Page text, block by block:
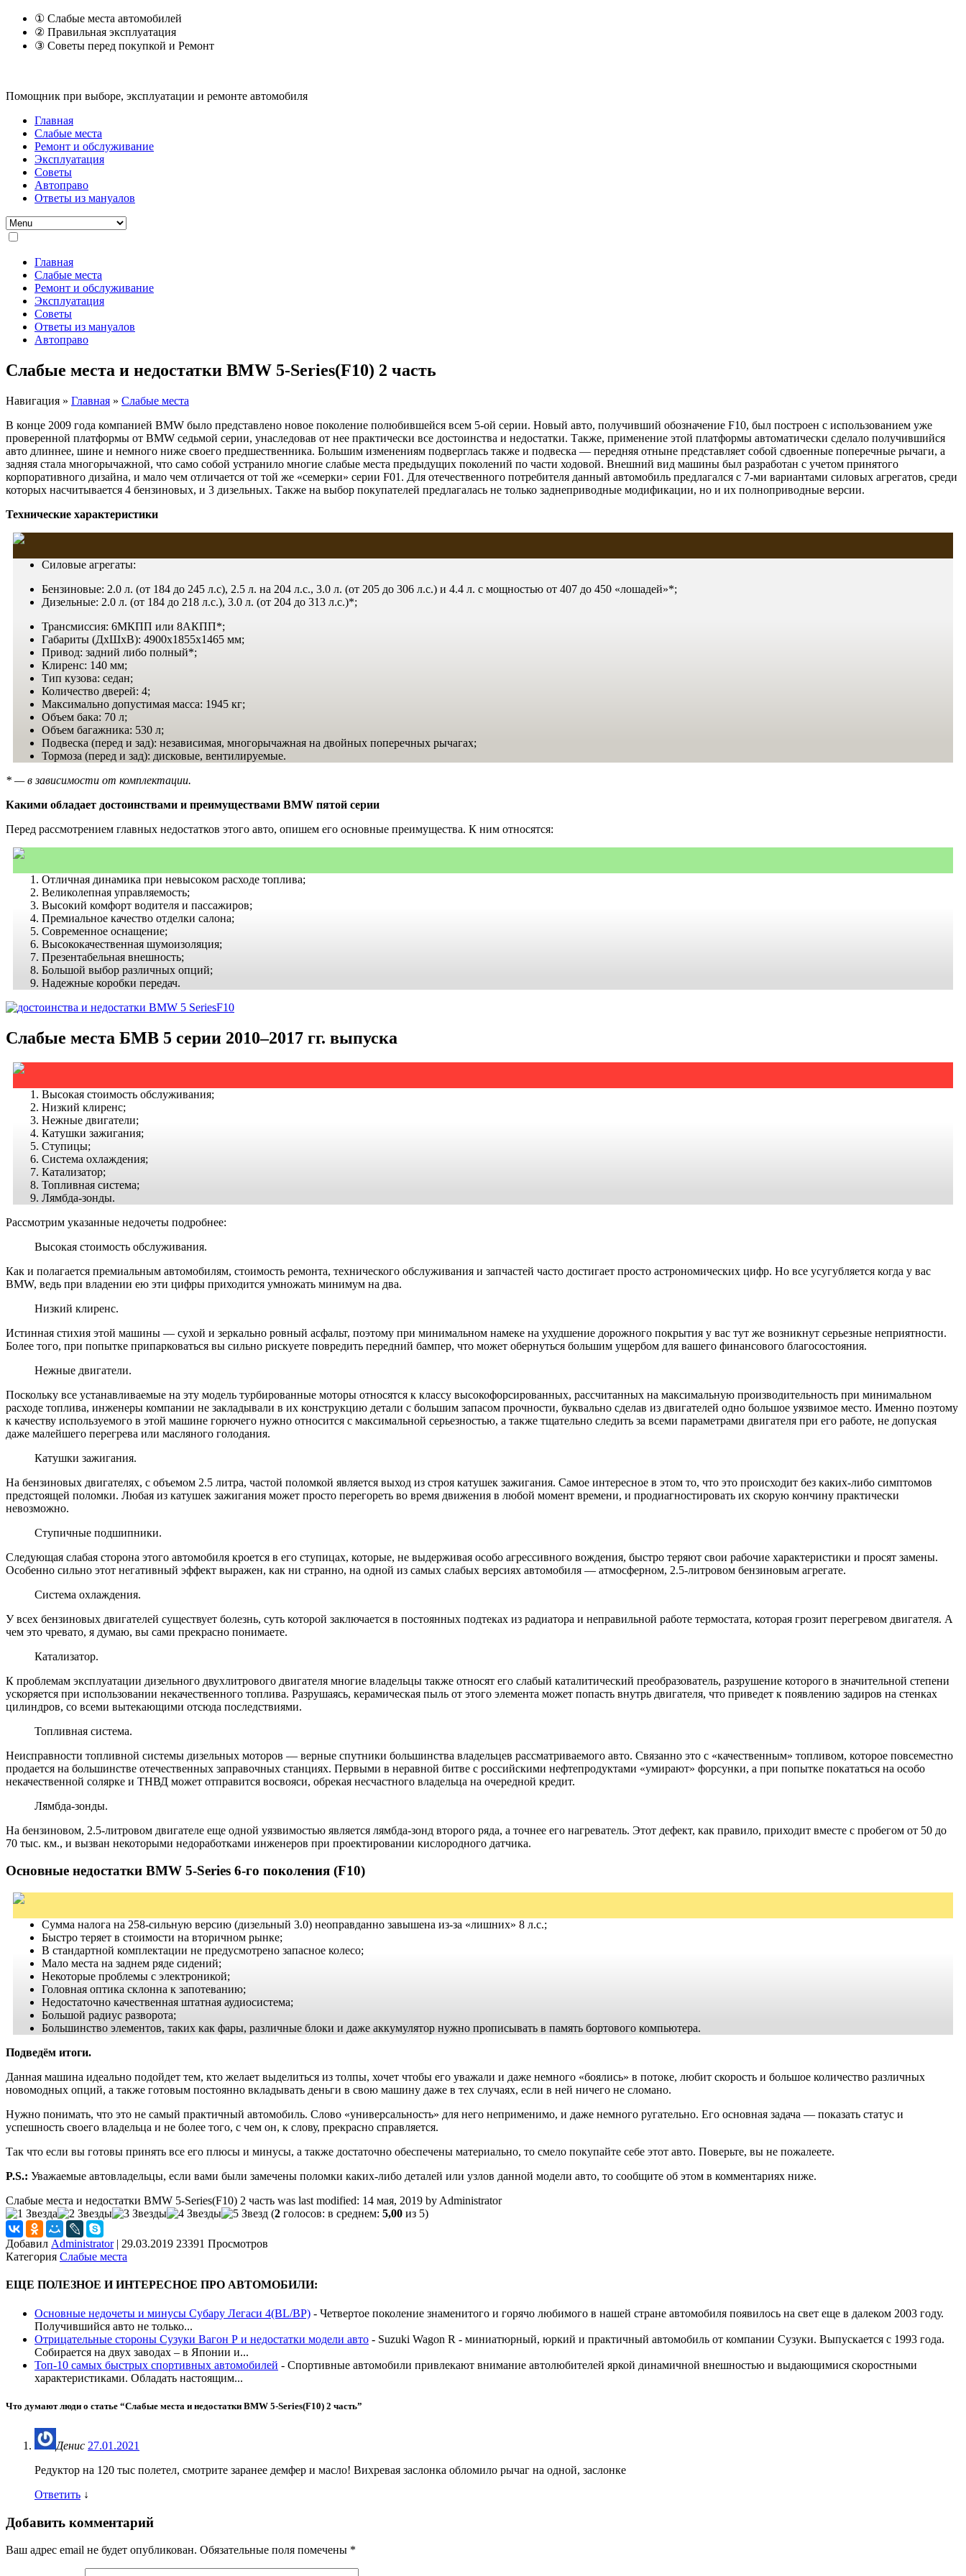
① Слабые места автомобилей
② Правильная эксплуатация
③ Советы перед покупкой и Ремонт
Помощник при выборе, эксплуатации и ремонте автомобиля
Главная
Слабые места
Ремонт и обслуживание
Эксплуатация
Советы
Автоправо
Ответы из мануалов
Главная
Слабые места
Ремонт и обслуживание
Эксплуатация
Советы
Ответы из мануалов
Автоправо
Слабые места и недостатки BMW 5-Series(F10) 2 часть
Навигация » Главная » Слабые места
В конце 2009 года компанией BMW было представлено новое поколение полюбившейся всем 5-ой серии. Новый авто, получивший обозначение F10, был построен с использованием уже
проверенной платформы от BMW седьмой серии, унаследовав от нее практически все достоинства и недостатки. Также, применение этой платформы автоматически сделало получившийся
авто длиннее, шине и немного ниже своего предшественника. Большим изменениям подверглась также и подвеска — передняя отныне представляет собой сдвоенные поперечные рычаги, а
задняя стала многорычажной, что само собой устранило многие слабые места предыдущих поколений по части ходовой. Внешний вид машины был разработан с учетом принятого
корпоративного дизайна, и мало чем отличается от той же «семерки» серии F01. Для отечественного потребителя данный автомобиль предлагался с 7-ми вариантами силовых агрегатов, среди
которых насчитывается 4 бензиновых, и 3 дизельных. Также на выбор покупателей предлагалась не только заднеприводные модификации, но и их полноприводные версии.
Технические характеристики
Силовые агрегаты:
Бензиновые: 2.0 л. (от 184 до 245 л.с), 2.5 л. на 204 л.с., 3.0 л. (от 205 до 306 л.с.) и 4.4 л. с мощностью от 407 до 450 «лошадей»*;
Дизельные: 2.0 л. (от 184 до 218 л.с.), 3.0 л. (от 204 до 313 л.с.)*;
Трансмиссия: 6МКПП или 8АКПП*;
Габариты (ДхШхВ): 4900х1855х1465 мм;
Привод: задний либо полный*;
Клиренс: 140 мм;
Тип кузова: седан;
Количество дверей: 4;
Максимально допустимая масса: 1945 кг;
Объем бака: 70 л;
Объем багажника: 530 л;
Подвеска (перед и зад): независимая, многорычажная на двойных поперечных рычагах;
Тормоза (перед и зад): дисковые, вентилируемые.
* — в зависимости от комплектации.
Какими обладает достоинствами и преимуществами BMW пятой серии
Перед рассмотрением главных недостатков этого авто, опишем его основные преимущества. К ним относятся:
Отличная динамика при невысоком расходе топлива;
Великолепная управляемость;
Высокий комфорт водителя и пассажиров;
Премиальное качество отделки салона;
Современное оснащение;
Высококачественная шумоизоляция;
Презентабельная внешность;
Большой выбор различных опций;
Надежные коробки передач.
Слабые места БМВ 5 серии 2010–2017 гг. выпуска
Высокая стоимость обслуживания;
Низкий клиренс;
Нежные двигатели;
Катушки зажигания;
Ступицы;
Система охлаждения;
Катализатор;
Топливная система;
Лямбда-зонды.
Рассмотрим указанные недочеты подробнее:
Высокая стоимость обслуживания.
Как и полагается премиальным автомобилям, стоимость ремонта, технического обслуживания и запчастей часто достигает просто астрономических цифр. Но все усугубляется когда у вас
BMW, ведь при владении ею эти цифры приходится умножать минимум на два.
Низкий клиренс.
Истинная стихия этой машины — сухой и зеркально ровный асфальт, поэтому при минимальном намеке на ухудшение дорожного покрытия у вас тут же возникнут серьезные неприятности.
Более того, при попытке припарковаться вы сильно рискуете повредить передний бампер, что может обернуться большим ущербом для вашего финансового благосостояния.
Нежные двигатели.
Поскольку все устанавливаемые на эту модель турбированные моторы относятся к классу высокофорсированных, рассчитанных на максимальную производительность при минимальном
расходе топлива, инженеры компании не закладывали в их конструкцию детали с большим запасом прочности, буквально сделав из двигателей одно большое уязвимое место. Именно поэтому
к качеству используемого в этой машине горючего нужно относится с максимальной серьезностью, а также тщательно следить за всеми параметрами двигателя при его работе, не допуская
даже малейшего перегрева или масляного голодания.
Катушки зажигания.
На бензиновых двигателях, с объемом 2.5 литра, частой поломкой является выход из строя катушек зажигания. Самое интересное в этом то, что это происходит без каких-либо симптомов
предстоящей поломки. Любая из катушек зажигания может просто перегореть во время движения в любой момент времени, и продиагностировать их скорую кончину практически
невозможно.
Ступичные подшипники.
Следующая слабая сторона этого автомобиля кроется в его ступицах, которые, не выдерживая особо агрессивного вождения, быстро теряют свои рабочие характеристики и просят замены.
Особенно сильно этот негативный эффект выражен, как ни странно, на одной из самых слабых версиях автомобиля — атмосферном, 2.5-литровом бензиновым агрегате.
Система охлаждения.
У всех бензиновых двигателей существует болезнь, суть которой заключается в постоянных подтеках из радиатора и неправильной работе термостата, которая грозит перегревом двигателя. А
чем это чревато, я думаю, вы сами прекрасно понимаете.
Катализатор.
К проблемам эксплуатации дизельного двухлитрового двигателя многие владельцы также относят его слабый каталитический преобразователь, разрушение которого в значительной степени
ускоряется при использовании некачественного топлива. Разрушаясь, керамическая пыль от этого элемента может попасть внутрь двигателя, что приведет к появлению задиров на стенках
цилиндров, со всеми вытекающими отсюда последствиями.
Топливная система.
Неисправности топливной системы дизельных моторов — верные спутники большинства владельцев рассматриваемого авто. Связанно это с «качественным» топливом, которое повсеместно
продается на большинстве отечественных заправочных станциях. Первыми в неравной битве с российскими нефтепродуктами «умирают» форсунки, а при попытке покататься на особо
некачественной солярке и ТНВД может отправится восвояси, обрекая несчастного владельца на очередной кредит.
Лямбда-зонды.
На бензиновом, 2.5-литровом двигателе еще одной уязвимостью является лямбда-зонд второго ряда, а точнее его нагреватель. Этот дефект, как правило, приходит вместе с пробегом от 50 до
70 тыс. км., и вызван некоторыми недоработками инженеров при проектировании кислородного датчика.
Основные недостатки BMW 5-Series 6-го поколения (F10)
Сумма налога на 258-сильную версию (дизельный 3.0) неоправданно завышена из-за «лишних» 8 л.с.;
Быстро теряет в стоимости на вторичном рынке;
В стандартной комплектации не предусмотрено запасное колесо;
Мало места на заднем ряде сидений;
Некоторые проблемы с электроникой;
Головная оптика склонна к запотеванию;
Недостаточно качественная штатная аудиосистема;
Большой радиус разворота;
Большинство элементов, таких как фары, различные блоки и даже аккумулятор нужно прописывать в память бортового компьютера.
Подведём итоги.
Данная машина идеально подойдет тем, кто желает выделиться из толпы, хочет чтобы его уважали и даже немного «боялись» в потоке, любит скорость и большое количество различных
новомодных опций, а также готовым постоянно вкладывать деньги в свою машину даже в тех случаях, если в ней ничего не сломано.
Нужно понимать, что это не самый практичный автомобиль. Слово «универсальность» для него неприменимо, и даже немного ругательно. Его основная задача — показать статус и
успешность своего владельца и не более того, с чем он, к слову, прекрасно справляется.
Так что если вы готовы принять все его плюсы и минусы, а также достаточно обеспечены материально, то смело покупайте себе этот авто. Поверьте, вы не пожалеете.
P.S.: Уважаемые автовладельцы, если вами были замечены поломки каких-либо деталей или узлов данной модели авто, то сообщите об этом в комментариях ниже.
Слабые места и недостатки BMW 5-Series(F10) 2 часть was last modified: 14 мая, 2019 by Administrator
(2 голосов: в среднем: 5,00 из 5)
Добавил Administrator | 29.03.2019 23391 Просмотров
Категория Слабые места
ЕЩЕ ПОЛЕЗНОЕ И ИНТЕРЕСНОЕ ПРО АВТОМОБИЛИ:
Основные недочеты и минусы Субару Легаси 4(BL/BP) - Четвертое поколение знаменитого и горячо любимого в нашей стране автомобиля появилось на свет еще в далеком 2003 году.
Получившийся авто не только...
Отрицательные стороны Сузуки Вагон Р и недостатки модели авто - Suzuki Wagon R - миниатюрный, юркий и практичный автомобиль от компании Сузуки. Выпускается с 1993 года.
Собирается на двух заводах – в Японии и...
Топ-10 самых быстрых спортивных автомобилей - Спортивные автомобили привлекают внимание автолюбителей яркой динамичной внешностью и выдающимися скоростными
характеристиками. Обладать настоящим...
Что думают люди о статье “Слабые места и недостатки BMW 5-Series(F10) 2 часть”
Денис 27.01.2021
Редуктор на 120 тыс полетел, смотрите заранее демфер и масло! Вихревая заслонка обломило рычаг на одной, заслонке
Ответить ↓
Добавить комментарий
Ваш адрес email не будет опубликован. Обязательные поля помечены *